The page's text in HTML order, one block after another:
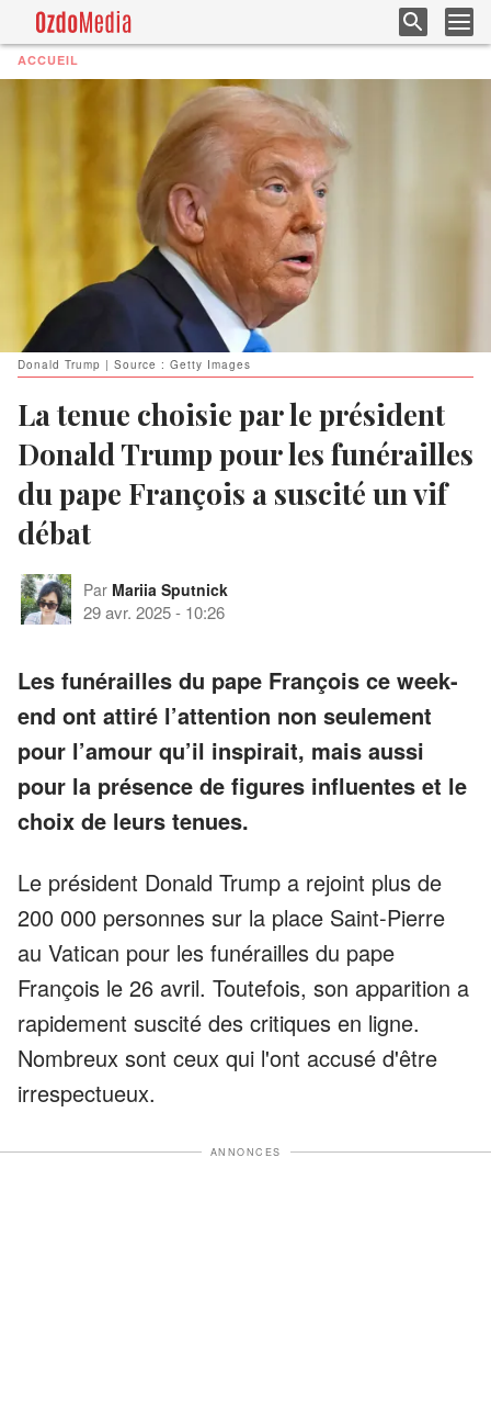
ACCUEIL
Donald Trump | Source : Getty Images
La tenue choisie par le président
Donald Trump pour les funérailles
du pape François a suscité un vif
débat
Par Mariia Sputnick
29 avr. 2025- 10:26
Les funérailles du pape François ce week-
end ont attiré l’attention non seulement
pour l’amour qu’il inspirait, mais aussi
pour la présence de figures influentes et le
choix de leurs tenues.
Le président Donald Trump a rejoint plus de
200 000 personnes sur la place Saint-Pierre
au Vatican pour les funérailles du pape
François le 26 avril. Toutefois, son apparition a
rapidement suscité des critiques en ligne.
Nombreux sont ceux qui l'ont accusé d'être
irrespectueux.
ANNONCES